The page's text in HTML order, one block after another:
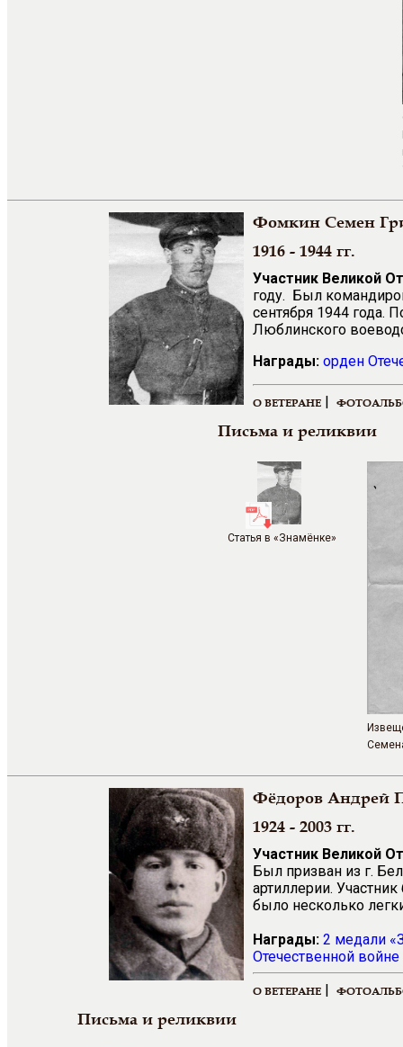
Фомкин Семен
1916 - 1944 гг.
Участник Великой
году. Был
сентября 1944 года.
Люблинского
Награды: орден
О ВЕТЕРАНЕ |
Письма и реликвии
Статья в «Знамёнке»
Фёдоров Андрей
1924 - 2003 гг.
Участник Великой
Был призван из г.
артиллерии.
было несколько
Награды: 2 медали
Отечественной войне
О ВЕТЕРАНЕ |
Письма и реликвии